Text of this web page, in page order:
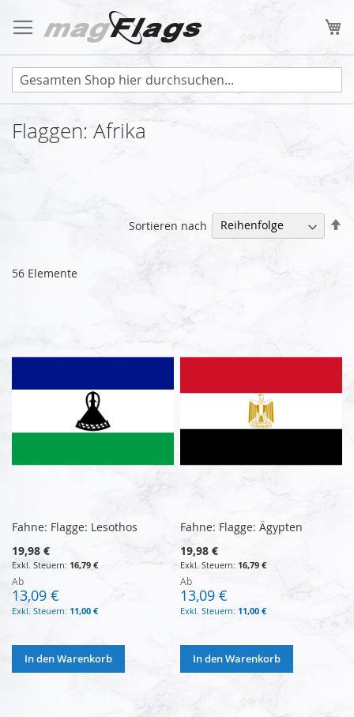
Inhalt
springen
Flaggen: Afrika
56 Elemente
Sortieren nach
Fahne: Flagge: Lesothos
19,98 €
16,79 €
Ab
13,09 €
11,00 €
In den Warenkorb
Fahne: Flagge: Ägypten
19,98 €
16,79 €
Ab
13,09 €
11,00 €
In den Warenkorb